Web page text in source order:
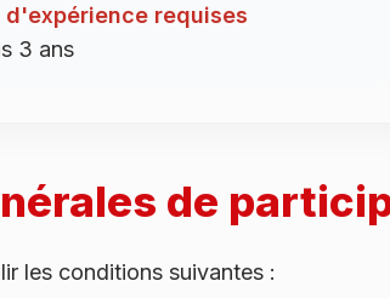
d'expérience requises
3 ans
de
les conditions suivantes :